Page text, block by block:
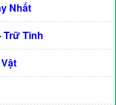
Nhất
Trữ Tình